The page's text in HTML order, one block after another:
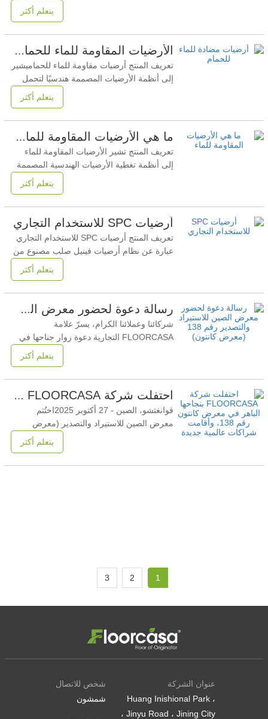
الأرضيات الخشبيةهو نظام تصنيف للتآكل
معترف به دوليًا يحدد مقاومة التآكل السطحي
يشير إلى مدى قدرة الأرضيات الخشبية على
مقاومة حركة السير، والأحمال المتدحرجة،
والاحتكاك السطحي،
يتعلم أكثر
الأرضيات المقاومة للماء للحمام: دليل الشراء الفني
تعريف المنتج أرضيات مقاومة للماء للحماميشير
إلى أنظمة الأرضيات المصممة هندسيًا لتحمل
الرطوبة طويلة المدى ومياه الرش والبخار
والمياه الراكدة قصيرة المدى دون تورم أو
مواد أساسية غير استرطابية، ومفاصل محكمة
الغلق، وطبقات سطحية مستقرة لضمان الأداء
في البيئات
يتعلم أكثر
ما هي الأرضيات المقاومة للماء؟ الدليل الفني للمشترين B2B
تعريف المنتج تشير الأرضيات المقاومة للماء
إلى أنظمة تغطية الأرضيات الهندسية المصممة
لمقاومة اختراق الماء، وامتصاص الرطوبة،
وتشوه الأبعاد عند تعرضها للسوائل أو الرطوبة
الهيكلية على المدى الطويل وأداء السطح في
البيئات السكنية والتجارية والصناعية. المعلمات
يتعلم أكثر
أرضيات SPC للاستخدام التجاري
تعريف المنتج أرضيات SPC للاستخدام التجاري
عبارة عن نظام أرضيات فينيل صلب مصنوع من
نواة مركبة من الحجر والبلاستيك، مصمم لتوفير
ثبات عالي الأبعاد، ومقاومة التآكل، وأداء طويل
التجارية. المعلمات والمواصفات الفنية تمثل
المواصفات التالية المعلمات المقبولة بشكل
يتعلم أكثر
رسالة دعوة لحضور معرض الصين للاستيراد والتصدير رقم 138 (معرض كانتون)
شركائنا وعملائنا الكرام، يسرّ علامة
FLOORCASA التجارية دعوة زوار جناحها في
الدورة 138 من معرض الصين للاستيراد
والتصدير (معرض كانتون). تعرّفوا على أحدث
معًا في عام 2026. هذه هي فرصتك الأولى
للشعور واللمس واستنشاق جودة منتجاتنا.
تفاصيل المعرض عدل:معرض
يتعلم أكثر
احتفلت شركة FLOORCASA بنجاحها الباهر في معرض كانتون رقم 138، وأقامت شراكات عالمية جديدة
قوانغتشو، الصين - 27 أكتوبر 2025اختُتم
معرض الصين للاستيراد والتصدير (معرض
كانتون) بدورته الـ 138 بنجاح باهر لشركة جينينغ
فلورماكر هوم المحدودة، حيث قدمت علامتها
يتعلم أكثر
1
2
3
شخص للاتصال
شمشون
عنوان الشركة
Huang Inishional Park ،
Jinyu Road ، Jining City ،